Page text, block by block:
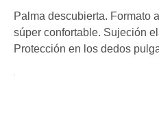
Palma descubierta. Formato
súper confortable. Sujeción
Protección en los dedos